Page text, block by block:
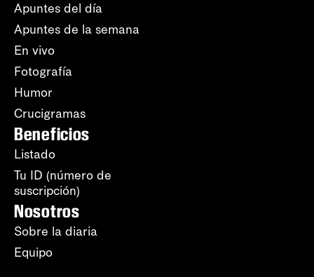
Apuntes del día
Apuntes de la semana
En vivo
Fotografía
Humor
Crucigramas
Beneficios
Listado
Tu ID (número de
suscripción)
Nosotros
Sobre la diaria
Equipo